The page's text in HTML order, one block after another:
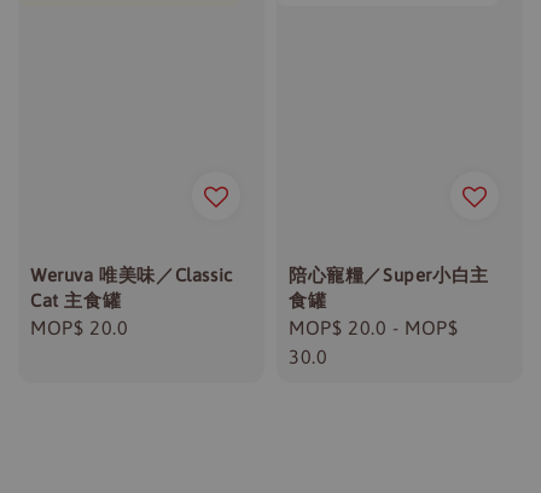
Weruva 唯美味／Classic
Cat 主食罐
Regular
MOP$ 20.0
陪心寵糧／Super小白主
食罐
Regular
price
MOP$ 20.0 - MOP$
30.0